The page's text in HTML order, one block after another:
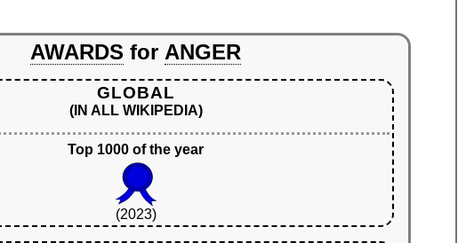
AWARDS for ANGER
GLOBAL
(IN ALL WIKIPEDIA)
Top 1000 of the year
(2023)